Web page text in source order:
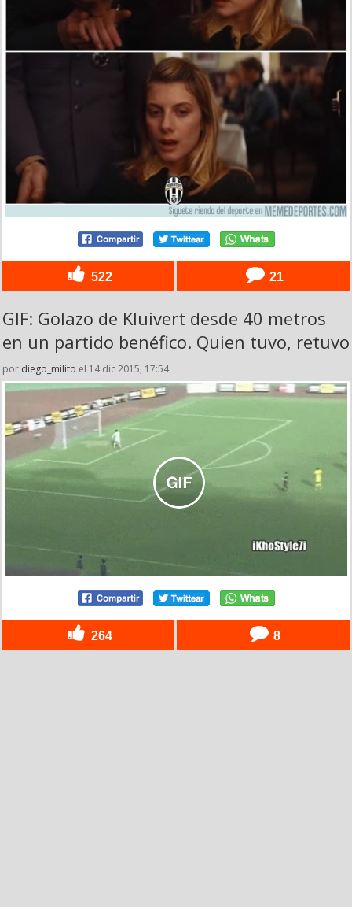
522 21
GIF: Golazo de Kluivert desde 40 metros
en un partido benéfico. Quien tuvo, retuvo
por diego_milito el 14 dic 2015, 17:54
264 8